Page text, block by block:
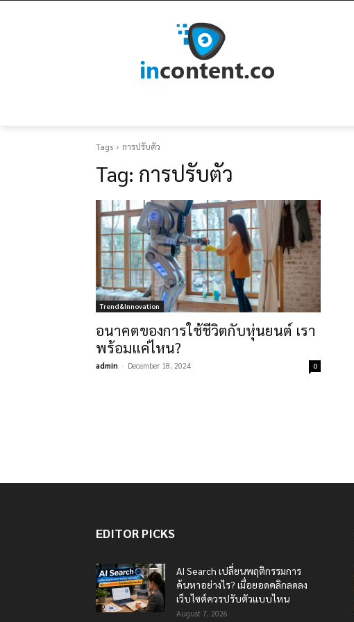
Tags การปรับตัว
Tag: การปรับตัว
Trend&Innovation
อนาคตของการใช้ชีวิตกับหุ่นยนต์ เรา
พร้อมแค่ไหน?
admin - December 18, 2024 0
EDITOR PICKS
AI Search เปลี่ยนพฤติกรรมการ
ค้นหาอย่างไร? เมื่อยอดคลิกลดลง
เว็บไซต์ควรปรับตัวแบบไหน
August 7, 2026